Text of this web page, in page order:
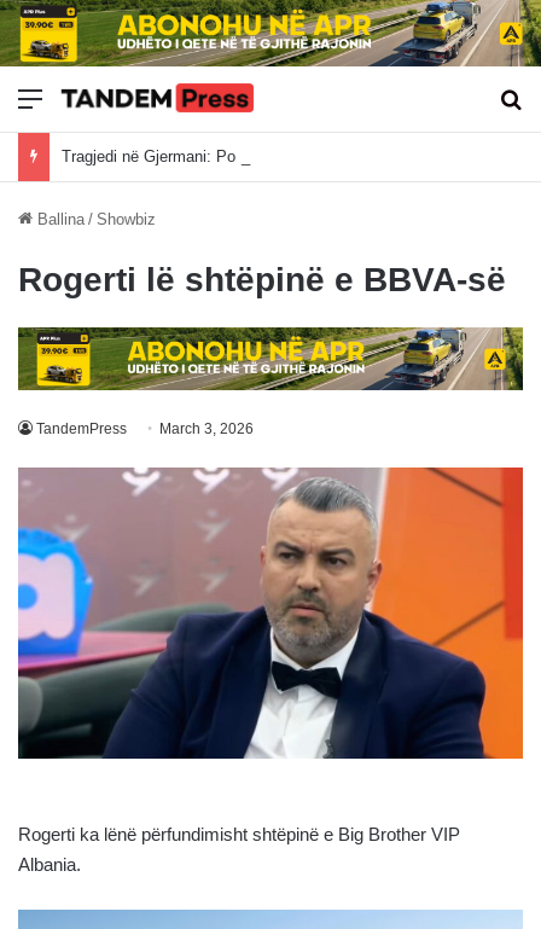
Meny
Ballina / Showbiz
Rogerti lë shtëpinë e BBVA-së
TandemPress March 3, 2026
Rogerti ka lënë përfundimisht shtëpinë e Big Brother VIP
Albania.